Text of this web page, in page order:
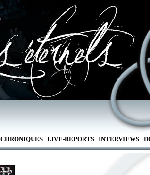
CHRONIQUES LIVE-REPORTS INTERVIEWS